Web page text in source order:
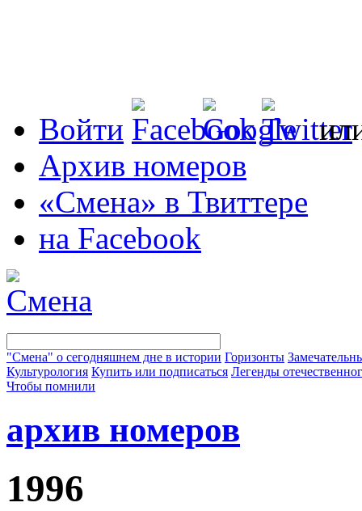
Войти
Архив номеров
«Смена» в Твиттере
на Facebook
"Смена" о сегодняшнем дне в истории Горизонты
Культурология Купить или подписаться Легенды
Чтобы помнили
архив номеров
1996